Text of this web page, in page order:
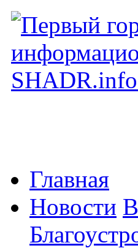
Главная
Новости